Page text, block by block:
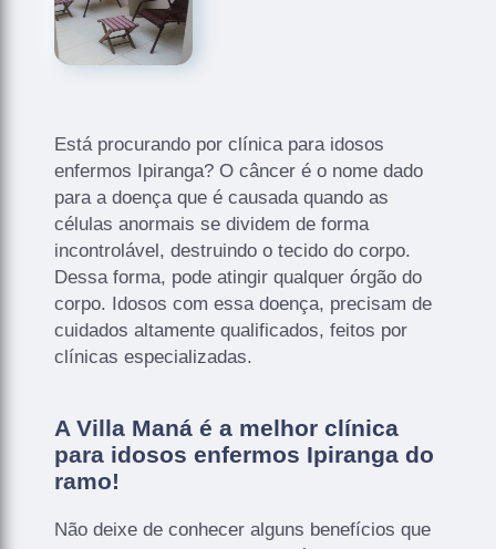
Está procurando por clínica para idosos
enfermos Ipiranga? O câncer é o nome dado
para a doença que é causada quando as
células anormais se dividem de forma
incontrolável, destruindo o tecido do corpo.
Dessa forma, pode atingir qualquer órgão do
corpo. Idosos com essa doença, precisam de
cuidados altamente qualificados, feitos por
clínicas especializadas.
A Villa Maná é a melhor clínica
para idosos enfermos Ipiranga do
ramo!
Não deixe de conhecer alguns benefícios que